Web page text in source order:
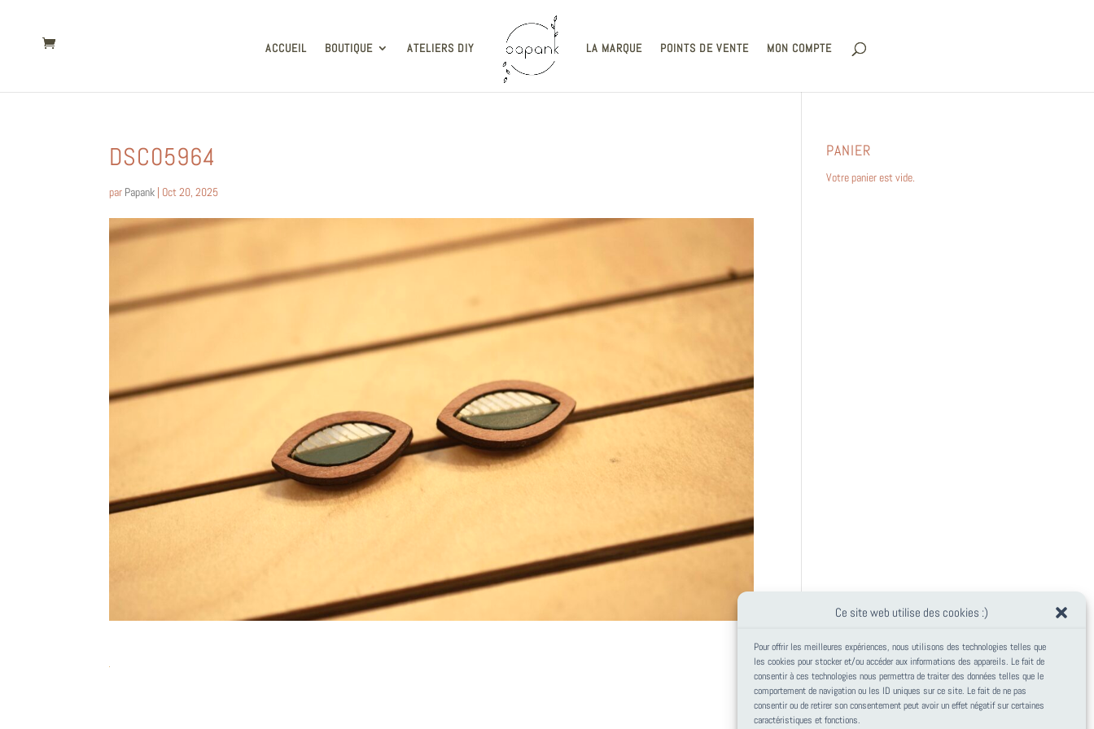
Ce site web utilise des cookies :)
Pour offrir les meilleures expériences, nous utilisons des technologies telles que
les cookies pour stocker et/ou accéder aux informations des appareils. Le fait de
consentir à ces technologies nous permettra de traiter des données telles que le
comportement de navigation ou les ID uniques sur ce site. Le fait de ne pas
consentir ou de retirer son consentement peut avoir un effet négatif sur certaines
caractéristiques et fonctions.
ACCUEIL BOUTIQUE ATELIERS DIY LA MARQUE POINTS DE VENTE MON COMPTE
DSC05964
par Papank | Oct 20, 2025
PANIER
Votre panier est vide.